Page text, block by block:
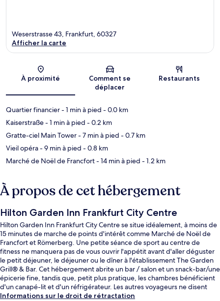
Carte
Weserstrasse 43, Frankfurt, 60327
Afficher la carte
À proximité
Comment se
déplacer
Restaurants
Quartier financier- 1 min à pied - 0.0 km
Kaiserstraße- 1 min à pied - 0.2 km
Gratte-ciel Main Tower- 7 min à pied - 0.7 km
Vieil opéra- 9 min à pied - 0.8 km
Marché de Noël de Francfort- 14 min à pied - 1.2 km
À propos de cet hébergement
Hilton Garden Inn Frankfurt City Centre
Hilton Garden Inn Frankfurt City Centre se situe idéalement, à moins de
15 minutes de marche de points d'intérêt comme Marché de Noël de
Francfort et Römerberg. Une petite séance de sport au centre de
fitness ne manquera pas de vous ouvrir l'appétit avant d'aller déguster
le petit déjeuner, le déjeuner ou le dîner à l'établissement The Garden
Grill® & Bar. Cet hébergement abrite un bar / salon et un snack-bar/une
épicerie fine, tandis que, petit plus pratique, les chambres bénéficient
d'un canapé-lit et d'un réfrigérateur. Les autres voyageurs ne disent
que du bien en ce qui concerne le personnel attentionné.
Informations sur le droit de rétractation